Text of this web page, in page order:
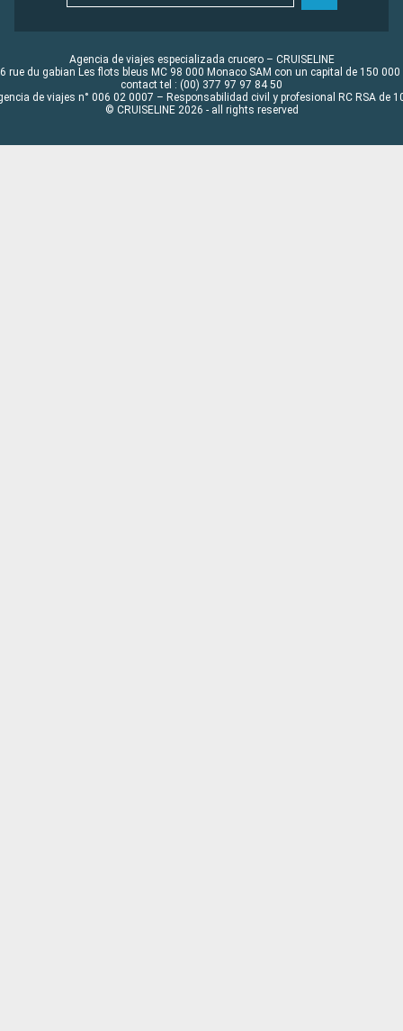
Agencia de viajes especializada crucero – CRUISELINE
rue du gabian Les flots bleus MC 98 000 Monaco SAM con un capital de 150 000
contact tel : (00) 377 97 97 84 50
de viajes n° 006 02 0007 – Responsabilidad civil y profesional RC RSA de
© CRUISELINE 2026 - all rights reserved